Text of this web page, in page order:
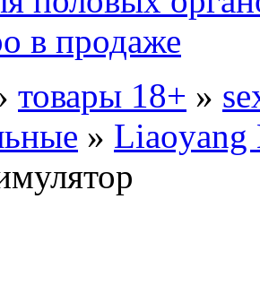
в продаже
товары 18+ »
» Liaoyang